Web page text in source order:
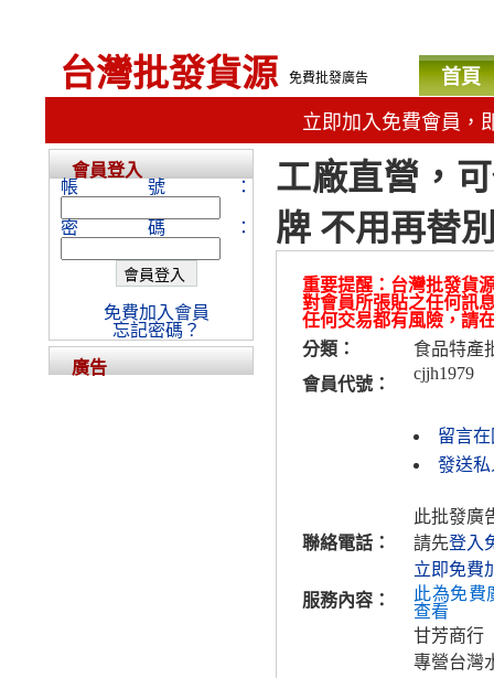
台灣批發貨源 免費批發廣告 首頁
立即加入免費會員，
工廠直營，
牌 不用再替
重要提醒：台灣批發貨
對會員所張貼之任何訊
任何交易都有風險，請
分類：
食品特產
會員代號：
cjjh1979
留言
發送私
聯絡電話：
此批發廣
請先登入
立即免費
服務內容：
此為免費
查看
甘芳商行
專營台灣
會員登入
帳號：
密碼：
免費加入會員
忘記密碼？
廣告